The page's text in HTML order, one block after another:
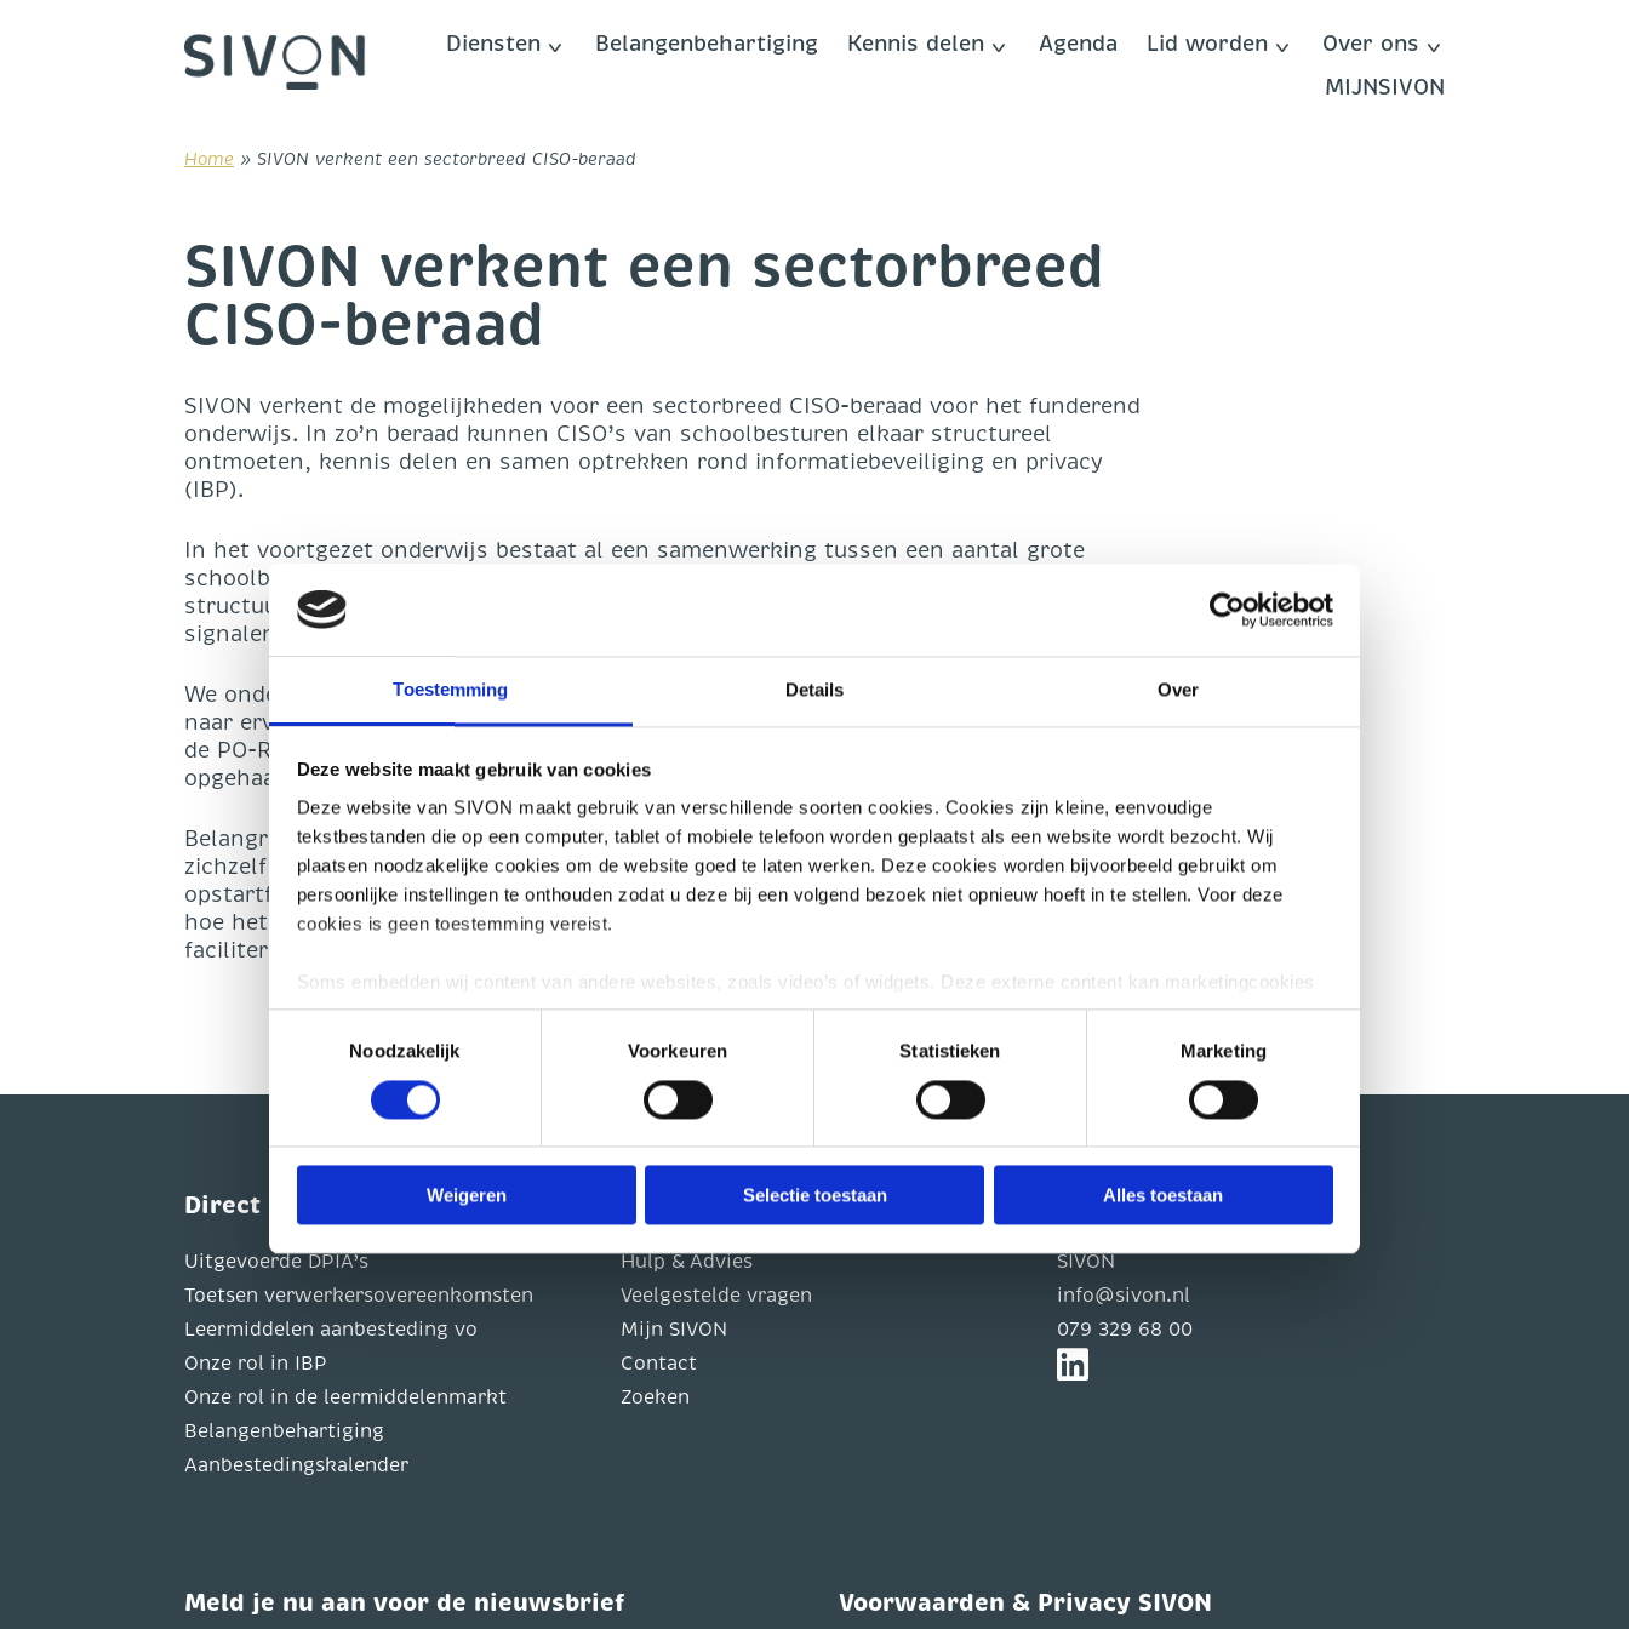
Toestemming Details Over
Deze website maakt gebruik van cookies
Deze website van SIVON maakt gebruik van verschillende soorten cookies. Cookies zijn kleine, eenvoudige
tekstbestanden die op een computer, tablet of mobiele telefoon worden geplaatst als een website wordt bezocht. Wij
plaatsen noodzakelijke cookies om de website goed te laten werken. Deze cookies worden bijvoorbeeld gebruikt om
persoonlijke instellingen te onthouden zodat u deze bij een volgend bezoek niet opnieuw hoeft in te stellen. Voor deze
cookies is geen toestemming vereist.
Soms embedden wij content van andere websites, zoals video’s of widgets. Deze externe content kan marketingcookies
plaatsen, bijvoorbeeld om advertenties aan te passen of gebruikersgedrag bij te houden. Deze cookies worden alleen
geplaatst als u hier toestemming voor geeft of interactie heeft met de embedded content. In dat geval kunnen uw gegevens
persoonsgegevens verwerken.
op onze website.
Noodzakelijk
Voorkeuren Statistieken Marketing
Weigeren Selectie toestaan Alles toestaan
Diensten Belangenbehartiging Kennis delen Agenda Lid worden
Over ons
MIJNSIVON
Home » SIVON verkent een sectorbreed CISO-beraad
SIVON verkent een sectorbreed
CISO-beraad
SIVON verkent de mogelijkheden voor een sectorbreed CISO-beraad voor het funderend
onderwijs. In zo’n beraad kunnen CISO’s van schoolbesturen elkaar structureel
ontmoeten, kennis delen en samen optrekken rond informatiebeveiliging en privacy
(IBP).
In het voortgezet onderwijs bestaat al een samenwerking tussen een aantal grote
schoolbesturen. Ook vanuit andere scholen horen we dat er behoefte is aan een vaste
structuur om ervaringen uit te wisselen, complexe vraagstukken te bespreken en
signalen vanuit de sector te bundelen.
We onderzoeken nu hoe zo’n beraad het beste vorm kan krijgen. Daarbij kijken we ook
naar ervaringen in het hoger onderwijs en stemmen we af met onder andere Kennisnet,
de PO-Raad en VO-raad, SURF en MBO-raad. Ook is er via een vragenlijst input
opgehaald bij CISO’s in de sector.
Belangrijk uitgangspunt is dat het beraad van en voor de sector is. SIVON ziet voor
zichzelf een faciliterende rol, bijvoorbeeld bij de organisatie en ondersteuning in de
opstartfase. De deelnemers bepalen uiteindelijk zelf hoe het beraad wordt ingericht en
hoe het zich verder ontwikkelt. SIVON blijft aangehaakt, om te ondersteunen en
faciliteren naar behoefte van het beraad.
Direct naar
Uitgevoerde DPIA’s
Toetsen verwerkersovereenkomsten
Leermiddelen aanbesteding vo
Onze rol in IBP
Onze rol in de leermiddelenmarkt
Belangenbehartiging
Aanbestedingskalender
Praktische info
Hulp & Advies
Veelgestelde vragen
Mijn SIVON
Contact
Zoeken
Contact
SIVON
info@sivon.nl
079 329 68 00
Meld je nu aan voor de nieuwsbrief Voorwaarden & Privacy SIVON